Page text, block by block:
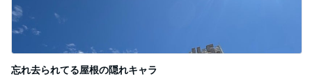
忘れ去られてる屋根の隠れキャラ